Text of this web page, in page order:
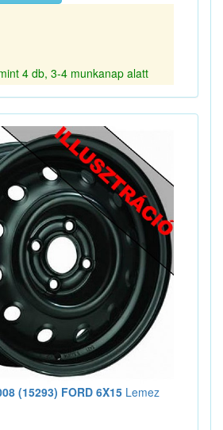
4 db, 3-4 munkanap alatt
(15293) FORD 6X15 Lemez